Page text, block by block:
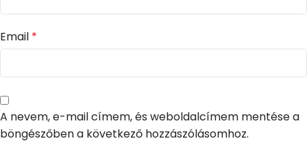
Email *
A nevem, e-mail címem, és weboldalcímem mentése a
böngészőben a következő hozzászólásomhoz.